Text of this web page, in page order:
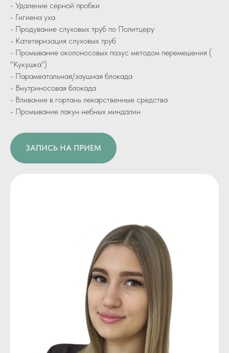
- Удаление серной пробки
- Гигиена уха
- Продувание слуховых труб по Политцеру
- Катетеризация слуховых труб
- Промывание околоносовых пазус методом перемешения (
"Кукушка")
- Парамеатальная/заушная блокада
- Внутриносовая блокада
- Вливание в гортань лекарственные средства
- Промывание лакун небных миндалин
ЗАПИСЬ НА ПРИЕМ